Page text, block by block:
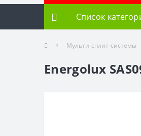
Список
Мульти-сплит-системы
Energolux